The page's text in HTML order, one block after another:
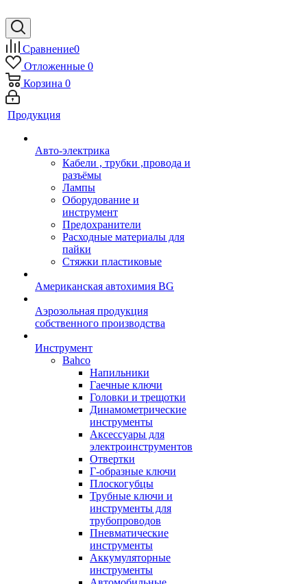
Сравнение0
Отложенные 0
Корзина 0
Продукция
Авто-электрика
Кабели , трубки ,провода и
разъёмы
Лампы
Оборудование и
инструмент
Предохранители
Расходные материалы для
пайки
Стяжки пластиковые
Американская автохимия BG
Аэрозольная продукция
собственного производства
Инструмент
Bahco
Напильники
Гаечные ключи
Головки и трещотки
Динамометрические
инструменты
Аксессуары для
электроинструментов
Отвертки
Г-образные ключи
Плоскогубцы
Трубные ключи и
инструменты для
трубопроводов
Пневматические
инструменты
Аккумуляторные
инструменты